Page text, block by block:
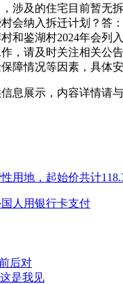
涉及的住宅目前暂无
会纳入拆迁计划？答
和鉴湖村2024年会列
，请及时关注相关公
障情况等因素，具体
息展示，内容详情请
用地，起始价共计
人用银行卡支付
后对
是我见